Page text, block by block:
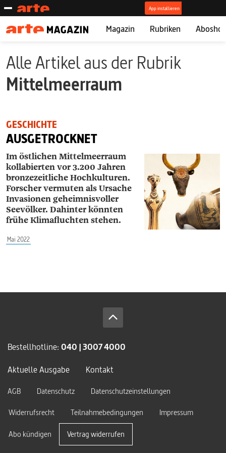
Magazin Rubriken
Alle Artikel aus der Rubrik
Mittelmeerraum
GESCHICHTE
AUSGETROCKNET
Im östlichen Mittelmeerraum
kollabierten vor 3.200 Jahren
bronzezeitliche Hochkulturen.
Forscher vermuten als Ursache
Invasionen geheimnisvoller
Seevölker. Dahinter könnten
frühe Klimafluchten stehen.
Mai 2022
Bestellhotline: 040 | 3007 4000
Aktuelle Ausgabe
Kontakt
AGB Datenschutz
Datenschutzeinstellungen
Widerrufsrecht
Teilnahmebedingungen Impressum
Abo kündigen Vertrag widerrufen